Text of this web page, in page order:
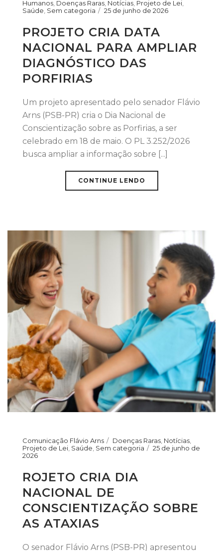
Humanos Doenças Raras Notícias Projeto de Lei
Saúde Sem categoria 25 de junho de 2026
PROJETO CRIA DATA
NACIONAL PARA AMPLIAR
DIAGNÓSTICO DAS
PORFIRIAS
Um projeto apresentado pelo senador Flávio
Arns (PSB-PR) cria o Dia Nacional de
Conscientização sobre as Porfirias, a ser
celebrado em 18 de maio. O PL 3.252/2026
busca ampliar a informação sobre [...]
CONTINUE LENDO
Comunicação Flávio Arns Doenças Raras, Notícias,
Projeto de Lei, Saúde, Sem categoria
25 de junho de
2026
ROJETO CRIA DIA
NACIONAL DE
CONSCIENTIZAÇÃO SOBRE
AS ATAXIAS
O senador Flávio Arns (PSB-PR) apresentou